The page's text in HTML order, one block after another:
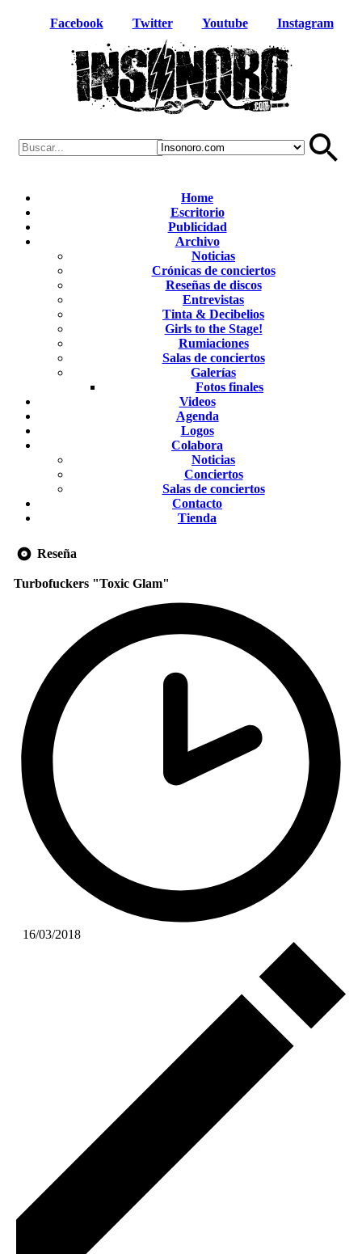
Facebook Twitter Youtube Instagram
Home
Escritorio
Publicidad
Archivo
Noticias
Crónicas de conciertos
Reseñas de discos
Entrevistas
Tinta & Decibelios
Girls to the Stage!
Rumiaciones
Salas de conciertos
Galerías
Fotos finales
Videos
Agenda
Logos
Colabora
Noticias
Conciertos
Salas de conciertos
Contacto
Tienda
Reseña
Turbofuckers "Toxic Glam"
16/03/2018